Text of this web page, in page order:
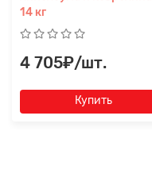
14 кг
4 705₽/шт.
Купить